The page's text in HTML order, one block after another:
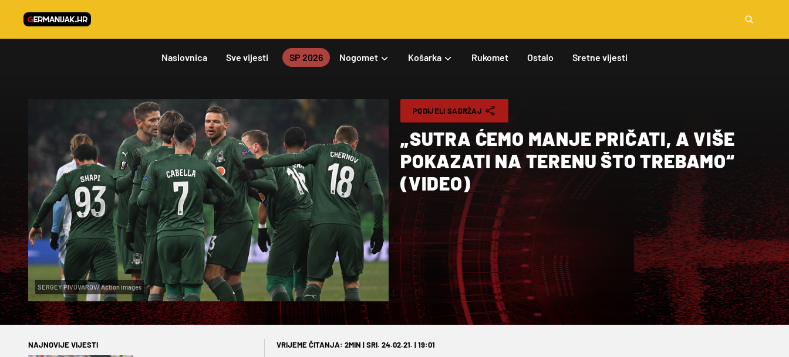
Naslovnica Sve vijesti SP 2026 Nogomet Košarka Rukomet Ostalo Sretne vijesti
SERGEY PIVOVAROV/ Action images
PODIJELI SADRŽAJ
„SUTRA ĆEMO MANJE PRIČATI, A VIŠE
POKAZATI NA TERENU ŠTO TREBAMO“
(VIDEO)
NAJNOVIJE VIJESTI VRIJEME ČITANJA: 2MIN | SRI. 24.02.21. | 19:01